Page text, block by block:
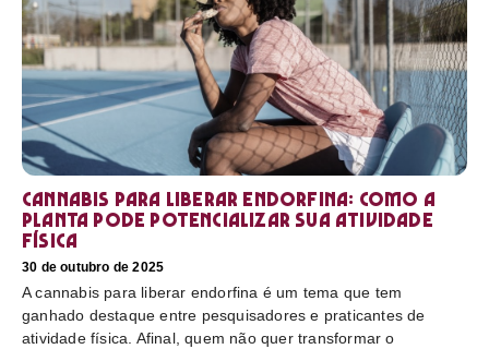
Cannabis para liberar endorfina: como a
planta pode potencializar sua atividade
física
30 de outubro de 2025
A cannabis para liberar endorfina é um tema que tem
ganhado destaque entre pesquisadores e praticantes de
atividade física. Afinal, quem não quer transformar o